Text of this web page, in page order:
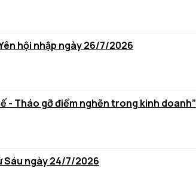
hội nhập ngày 26/7/2026
- Tháo gỡ điểm nghẽn trong kinh doanh”
Sáu ngày 24/7/2026